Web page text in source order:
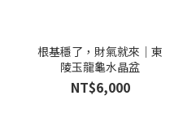
根基穩了，財氣就來｜東
陵玉龍龜水晶盆
NT$6,000